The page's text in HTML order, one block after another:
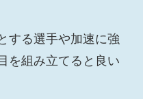
する選手や加速に強
を組み立てると良い